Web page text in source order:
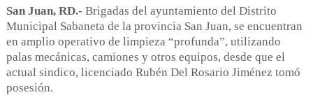
San Juan, RD.- Brigadas del ayuntamiento del Distrito
Municipal Sabaneta de la provincia San Juan, se encuentran
en amplio operativo de limpieza “profunda”, utilizando
palas mecánicas, camiones y otros equipos, desde que el
actual sindico, licenciado Rubén Del Rosario Jiménez tomó
posesión.